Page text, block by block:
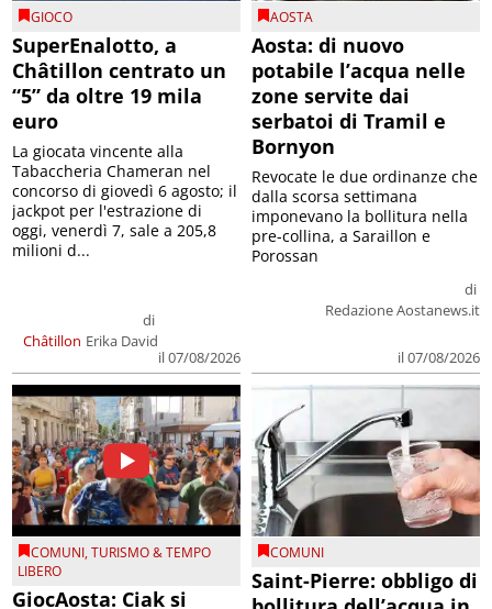
GIOCO
SuperEnalotto, a
Châtillon centrato un
“5” da oltre 19 mila
euro
Châtillon
di
Erika David
il 07/08/2026
La giocata vincente alla
Tabaccheria Chameran nel
concorso di giovedì 6 agosto; il
jackpot per l'estrazione di
oggi, venerdì 7, sale a 205,8
milioni d...
AOSTA
Aosta: di nuovo
potabile l’acqua nelle
zone servite dai
serbatoi di Tramil e
Bornyon
di
Redazione Aostanews.it
il 07/08/2026
Revocate le due ordinanze che
dalla scorsa settimana
imponevano la bollitura nella
pre-collina, a Saraillon e
Porossan
COMUNI,TURISMO & TEMPO
LIBERO
GiocAosta: Ciak si
COMUNI
Saint-Pierre: obbligo di